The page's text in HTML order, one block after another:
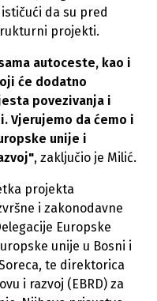
da su pred
projekti.
autoceste, kao i
će dodatno
povezivanja i
Vjerujemo da ćemo i
unije i
, zaključio je Milić.
projekta
i zakonodavne
Europske
unije u Bosni i
te direktorica
i razvoj (EBRD) za